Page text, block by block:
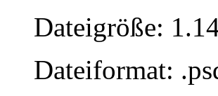
Dateigröße:
Dateiformat: